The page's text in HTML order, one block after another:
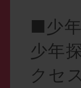
■少
少年
クセ